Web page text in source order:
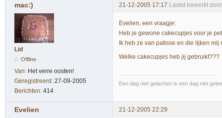
mac:) 21-12-2005 17:17 Laatst bewerkt
Lid
Offline
Van: Het verre oosten!
Geregistreerd: 27-09-2005
Berichten: 414
Evelien, een vraagje:
Heb je gewone cakecupjes voor je
Ik heb ze van patisse en die lijken mij
Welke cakecupjes heb jij gebruikt???
Een dag niet gelachen is een dag niet
Evelien 21-12-2005 22:29